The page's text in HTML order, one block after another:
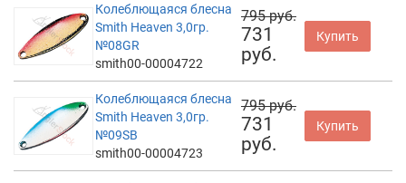
Колеблющаяся блесна
Smith Heaven 3,0гр.
№08GR
smith00-00004722
795 руб.
731
руб.
Купить
Колеблющаяся блесна
Smith Heaven 3,0гр.
№09SB
smith00-00004723
795 руб.
731
руб.
Купить